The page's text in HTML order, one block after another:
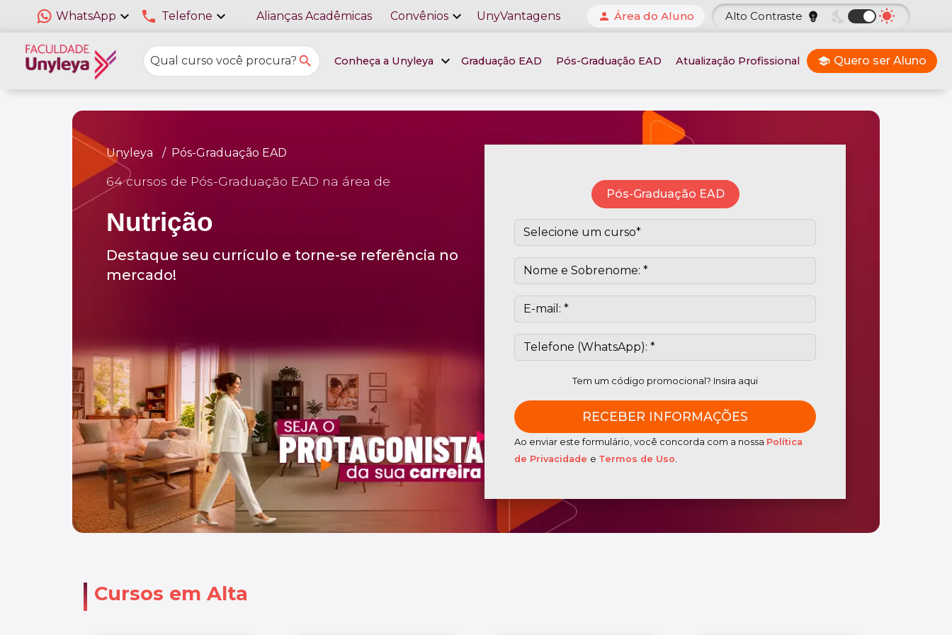
WhatsApp expand_more phone Telefone expand_more Alianças Acadêmicas Convênios expand_more UnyVantagens person Área do Aluno Alto Contraste emoji_objects wb_sunny
Conheça a Unyleya expand_more Graduação EAD Pós-Graduação EAD Atualização Profissional school Quero ser Aluno
Unyleya Pós-Graduação EAD
64 cursos de Pós-Graduação EAD na área de
Nutrição
Destaque seu currículo e torne-se referência no
mercado!
Pós-Graduação EAD
Tem um código promocional? Insira aqui
Ao enviar este formulário, você concorda com a nossa Política
de Privacidade e Termos de Uso.
Cursos em Alta